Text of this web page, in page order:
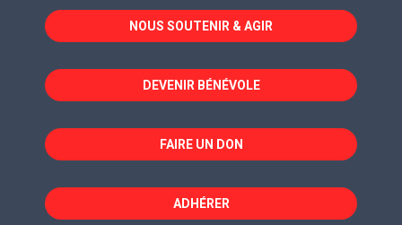
dans
une
fenêtre
dans
une
fenêtre
dans
une
fenêtre
NOUS SOUTENIR & AGIR
DEVENIR BÉNÉVOLE
FAIRE UN DON
ADHÉRER